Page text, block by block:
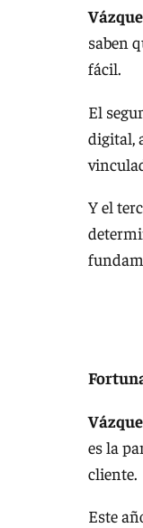
saben
fácil.
El
digital,
Y el
es la
cliente.
Este